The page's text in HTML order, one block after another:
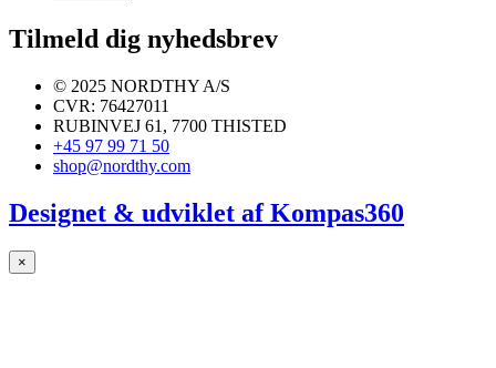
Tilmeld dig nyhedsbrev
© 2025 NORDTHY A/S
CVR: 76427011
RUBINVEJ 61, 7700 THISTED
+45 97 99 71 50
shop@nordthy.com
Designet & udviklet afKompas360
×